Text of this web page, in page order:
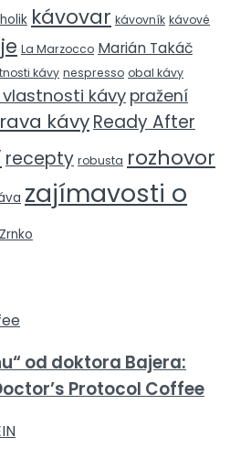
kávovar kávovník kávové
La Marzocco Marián Takáč
kávy nespresso obal kávy
vlastnosti kávy pražení
kávyReady After
recepty robusta rozhovor
zajímavosti o
od doktora Bajera:
Protocol Coffee